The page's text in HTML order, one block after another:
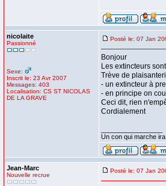
nicolaite
Passionné
Sexe:
Inscrit le: 23 Avr 2007
Messages: 403
Localisation: CS ST NICOLAS
DE LA GRAVE
Posté le: 07 Jan
Bonjour
Les extincteurs
Trève de
- un extincteur à
- en principe on
Ceci dit, rien
Cordialement
Un con qui marche
Jean-Marc
Nouvelle recrue
Posté le: 07 Jan